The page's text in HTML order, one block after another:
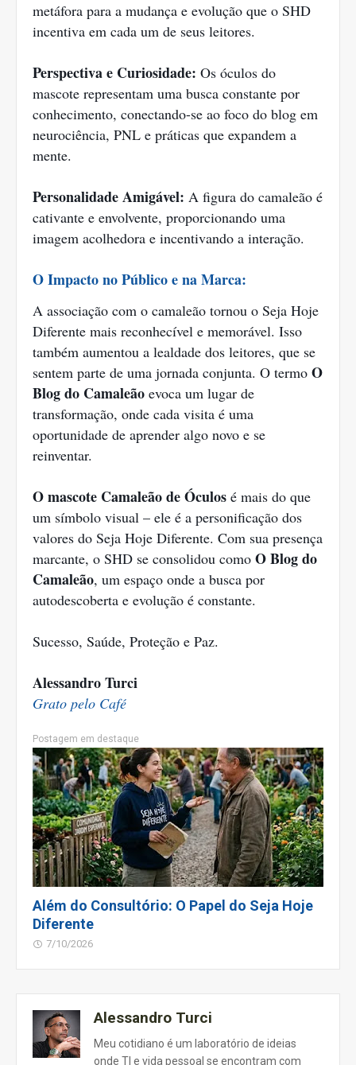
metáfora para a mudança e evolução que o SHD
incentiva em cada um de seus leitores.
Perspectiva e Curiosidade: Os óculos do
mascote representam uma busca constante por
conhecimento, conectando-se ao foco do blog em
neurociência, PNL e práticas que expandem a
mente.
Personalidade Amigável: A figura do camaleão é
cativante e envolvente, proporcionando uma
imagem acolhedora e incentivando a interação.
O Impacto no Público e na Marca:
A associação com o camaleão tornou o Seja Hoje
Diferente mais reconhecível e memorável. Isso
também aumentou a lealdade dos leitores, que se
sentem parte de uma jornada conjunta. O termo O
Blog do Camaleão evoca um lugar de
transformação, onde cada visita é uma
oportunidade de aprender algo novo e se
reinventar.
O mascote Camaleão de Óculos é mais do que
um símbolo visual – ele é a personificação dos
valores do Seja Hoje Diferente. Com sua presença
marcante, o SHD se consolidou como O Blog do
Camaleão, um espaço onde a busca por
autodescoberta e evolução é constante.
Sucesso, Saúde, Proteção e Paz.
Alessandro Turci
Grato pelo Café
Postagem em destaque
Além do Consultório: O Papel do Seja Hoje
Diferente
7/10/2026
Alessandro Turci
Meu cotidiano é um laboratório de ideias
onde TI e vida pessoal se encontram com